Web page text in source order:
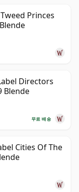
Princes
Directors
Blende
무료 배송
Cities Of The